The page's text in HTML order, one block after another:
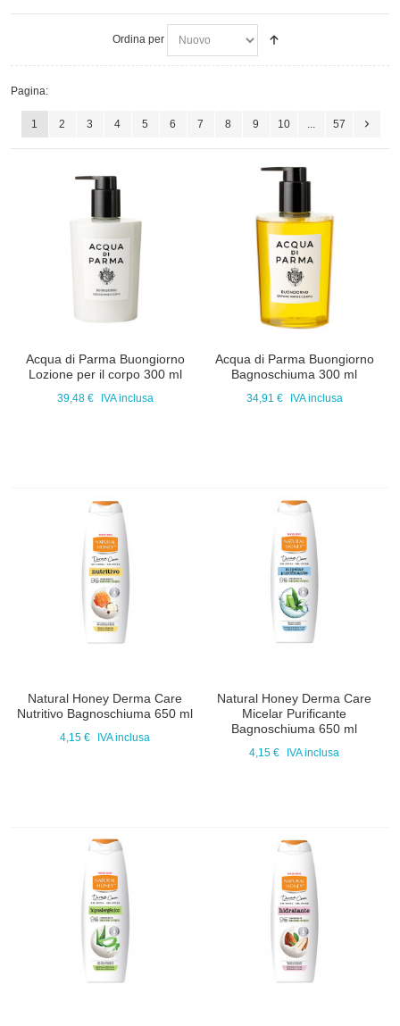
Ordina per
Pagina:
1 2 3 4 5 6 7 8 9 10 ... 57
Acqua di Parma Buongiorno
Lozione per il corpo 300 ml
39,48 € IVA inclusa
Acqua di Parma Buongiorno
Bagnoschiuma 300 ml
34,91 € IVA inclusa
Natural Honey Derma Care
Nutritivo Bagnoschiuma 650 ml
4,15 € IVA inclusa
Natural Honey Derma Care
Micelar Purificante
Bagnoschiuma 650 ml
4,15 € IVA inclusa